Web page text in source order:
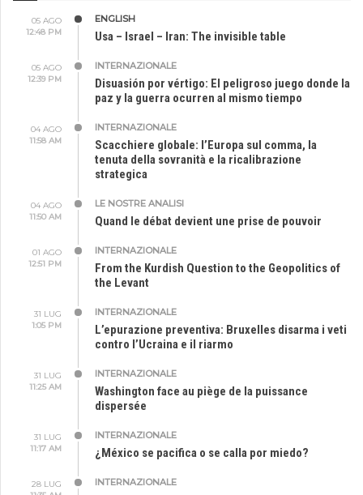
05 AGO
12:48 PM
ENGLISH
Usa – Israel – Iran: The invisible table
05 AGO
12:39 PM
INTERNAZIONALE
Disuasión por vértigo: El peligroso juego donde la
paz y la guerra ocurren al mismo tiempo
04 AGO
11:58 AM
INTERNAZIONALE
Scacchiere globale: l’Europa sul comma, la
tenuta della sovranità e la ricalibrazione
strategica
04 AGO
11:50 AM
LE NOSTRE ANALISI
Quand le débat devient une prise de pouvoir
01 AGO
12:51 PM
INTERNAZIONALE
From the Kurdish Question to the Geopolitics of
the Levant
31 LUG
1:05 PM
INTERNAZIONALE
L’epurazione preventiva: Bruxelles disarma i veti
contro l’Ucraina e il riarmo
31 LUG
11:25 AM
INTERNAZIONALE
Washington face au piège de la puissance
dispersée
31 LUG
11:17 AM
INTERNAZIONALE
¿México se pacifica o se calla por miedo?
28 LUG
INTERNAZIONALE